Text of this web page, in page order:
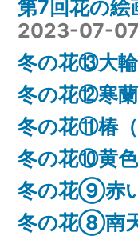
第7回花の絵
2023-07-07
冬の花⑬大
冬の花⑫寒蘭
冬の花⑪椿（
冬の花⑩黄
冬の花⑨赤
冬の花⑧南